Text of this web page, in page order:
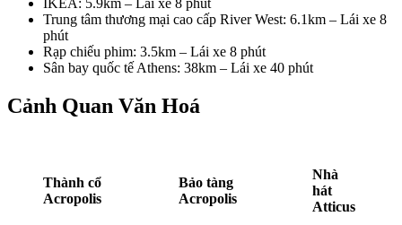
IKEA: 5.9km – Lái xe 8 phút
Trung tâm thương mại cao cấp River West: 6.1km – Lái xe 8
phút
Rạp chiếu phim: 3.5km – Lái xe 8 phút
Sân bay quốc tế Athens: 38km – Lái xe 40 phút
Cảnh Quan Văn Hoá
Thành cổ
Acropolis
Bảo tàng
Acropolis
Nhà
hát
Atticus